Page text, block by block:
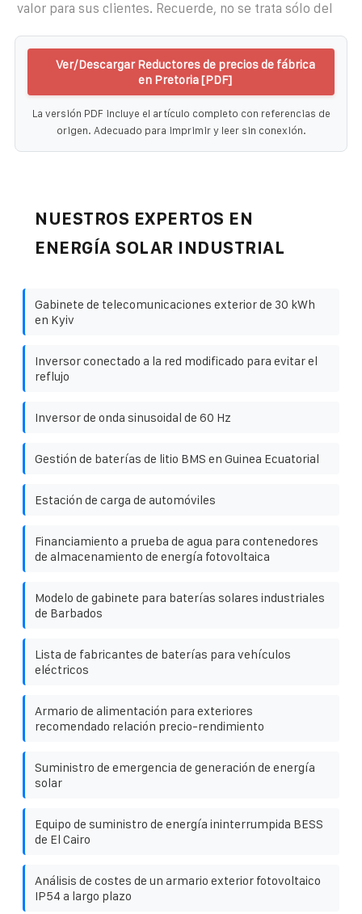
valor para sus clientes. Recuerde, no se trata sólo del
Ver/Descargar Reductores de precios de fábrica
en Pretoria [PDF]
La versión PDF incluye el artículo completo con referencias de
origen. Adecuado para imprimir y leer sin conexión.
NUESTROS EXPERTOS EN
ENERGÍA SOLAR INDUSTRIAL
Gabinete de telecomunicaciones exterior de 30 kWh
en Kyiv
Inversor conectado a la red modificado para evitar el
reflujo
Inversor de onda sinusoidal de 60 Hz
Gestión de baterías de litio BMS en Guinea Ecuatorial
Estación de carga de automóviles
Financiamiento a prueba de agua para contenedores
de almacenamiento de energía fotovoltaica
Modelo de gabinete para baterías solares industriales
de Barbados
Lista de fabricantes de baterías para vehículos
eléctricos
Armario de alimentación para exteriores
recomendado relación precio-rendimiento
Suministro de emergencia de generación de energía
solar
Equipo de suministro de energía ininterrumpida BESS
de El Cairo
Análisis de costes de un armario exterior fotovoltaico
IP54 a largo plazo